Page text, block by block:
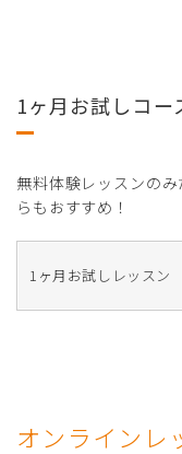
1ヶ月お試しコ
無料体験レッスンの
らもおすすめ！
1ヶ月お試しレッスン
オンラインレ